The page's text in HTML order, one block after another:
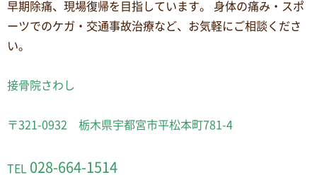
早期除痛、現場復帰を目指しています。 身体の痛み・スポ
ーツでのケガ・交通事故治療など、お気軽にご相談くださ
い。
接骨院さわし
〒321-0932 栃木県宇都宮市平松本町781-4
TEL 028-664-1514